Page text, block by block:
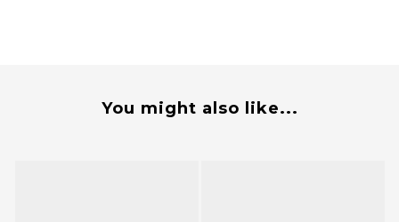
You might also like...